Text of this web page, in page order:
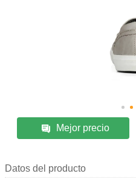
Mejor precio
Datos del producto